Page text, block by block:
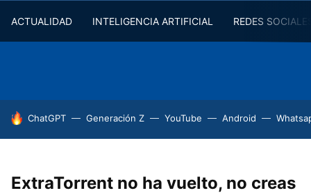
ACTUALIDAD INTELIGENCIA ARTIFICIAL REDES
HOY SE HABLA DE
ChatGPT Generación Z YouTube Android
ExtraTorrent no ha vuelto, no creas